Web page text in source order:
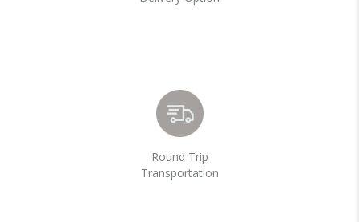
Round Trip
Transportation